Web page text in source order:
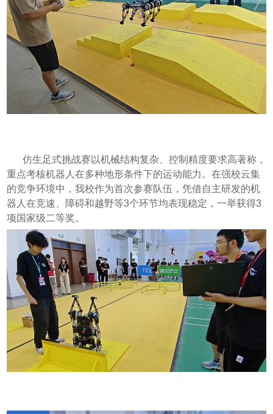
仿生足式挑战赛以机械结构复杂、控制精度要求高著称，
重点考核机器人在多种地形条件下的运动能力。在强校云集
的竞争环境中，我校作为首次参赛队伍，凭借自主研发的机
器人在竞速、障碍和越野等3个环节均表现稳定，一举获得3
项国家级二等奖。